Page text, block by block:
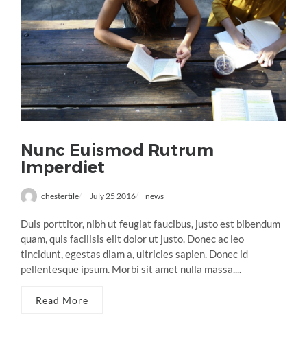
Nunc Euismod Rutrum
Imperdiet
chestertile July 25 2016 news
Duis porttitor, nibh ut feugiat faucibus, justo est bibendum
quam, quis facilisis elit dolor ut justo. Donec ac leo
tincidunt, egestas diam a, ultricies sapien. Donec id
pellentesque ipsum. Morbi sit amet nulla massa....
Read More